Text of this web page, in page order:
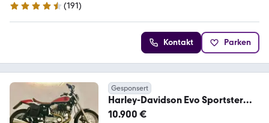
4.6 Sterne
(191)
Kontakt Parken
Gesponsert
Harley-Davidson Evo Sportster
883 "Flat-Track"-Umbau *Unikat*
10.900 €